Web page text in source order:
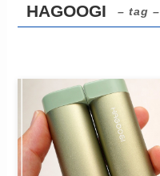
HAGOOGI – tag –